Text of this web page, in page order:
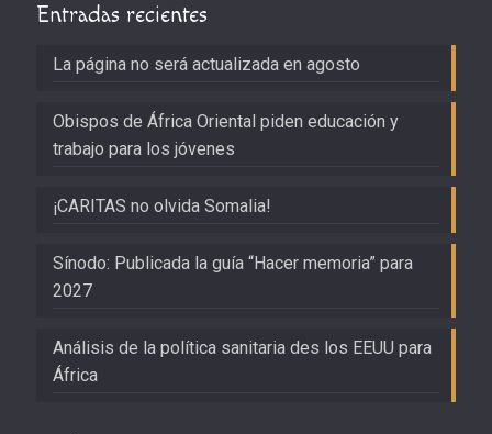
Entradas recientes
La página no será actualizada en agosto
Obispos de África Oriental piden educación y
trabajo para los jóvenes
¡CARITAS no olvida Somalia!
Sínodo: Publicada la guía “Hacer memoria” para
2027
Análisis de la política sanitaria des los EEUU para
África